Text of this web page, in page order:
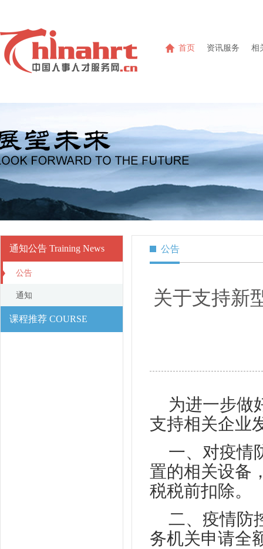
首页 资讯服务 相
通知公告 Training News
公告
通知
课程推荐 COURSE
公告
关于支持新
为进一步做
支持相关企业
一、对疫情
置的相关设备
税税前扣除。
二、疫情防
务机关申请全